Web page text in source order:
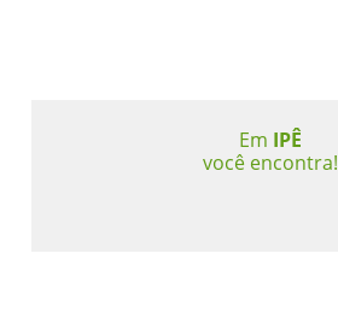
Em IPÊ
você encontra!